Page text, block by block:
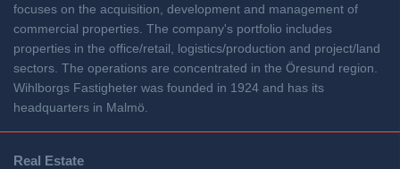
focuses on the acquisition, development and management of
commercial properties. The company's portfolio includes
properties in the office/retail, logistics/production and project/land
sectors. The operations are concentrated in the Öresund region.
Wihlborgs Fastigheter was founded in 1924 and has its
headquarters in Malmö.
Real Estate